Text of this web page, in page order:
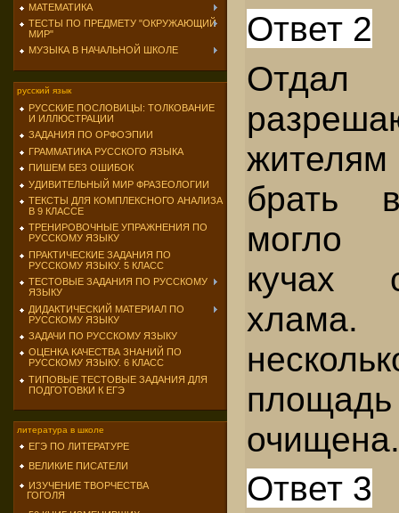
МАТЕМАТИКА
ТЕСТЫ ПО ПРЕДМЕТУ "ОКРУЖАЮЩИЙ
МИР"
МУЗЫКА В НАЧАЛЬНОЙ ШКОЛЕ
русский язык
РУССКИЕ ПОСЛОВИЦЫ: ТОЛКОВАНИЕ
И ИЛЛЮСТРАЦИИ
ЗАДАНИЯ ПО ОРФОЭПИИ
ГРАММАТИКА РУССКОГО ЯЗЫКА
ПИШЕМ БЕЗ ОШИБОК
УДИВИТЕЛЬНЫЙ МИР ФРАЗЕОЛОГИИ
ТЕКСТЫ ДЛЯ КОМПЛЕКСНОГО АНАЛИЗА
В 9 КЛАССЕ
ТРЕНИРОВОЧНЫЕ УПРАЖНЕНИЯ ПО
РУССКОМУ ЯЗЫКУ
ПРАКТИЧЕСКИЕ ЗАДАНИЯ ПО
РУССКОМУ ЯЗЫКУ. 5 КЛАСС
ТЕСТОВЫЕ ЗАДАНИЯ ПО РУССКОМУ
ЯЗЫКУ
ДИДАКТИЧЕСКИЙ МАТЕРИАЛ ПО
РУССКОМУ ЯЗЫКУ
ЗАДАЧИ ПО РУССКОМУ ЯЗЫКУ
ОЦЕНКА КАЧЕСТВА ЗНАНИЙ ПО
РУССКОМУ ЯЗЫКУ. 6 КЛАСС
ТИПОВЫЕ ТЕСТОВЫЕ ЗАДАНИЯ ДЛЯ
ПОДГОТОВКИ К ЕГЭ
литература в школе
ЕГЭ ПО ЛИТЕРАТУРЕ
ВЕЛИКИЕ ПИСАТЕЛИ
ИЗУЧЕНИЕ ТВОРЧЕСТВА
ГОГОЛЯ
Ответ 2
брать
могло
кучах
хлама.
очищена.
Ответ 3